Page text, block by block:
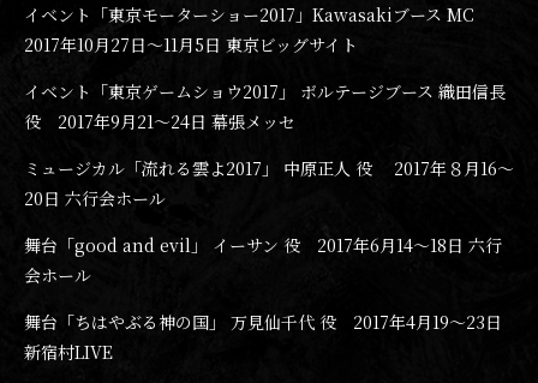
イベント「東京モーターショー2017」Kawasakiブース MC
2017年10月27日〜11月5日 東京ビッグサイト
イベント「東京ゲームショウ2017」 ボルテージブース 織田信長
役 2017年9月21〜24日 幕張メッセ
ミュージカル「流れる雲よ2017」 中原正人 役 2017年８月16〜
20日 六行会ホール
舞台「good and evil」 イーサン 役 2017年6月14〜18日 六行
会ホール
舞台「ちはやぶる神の国」 万見仙千代 役 2017年4月19〜23日
新宿村LIVE